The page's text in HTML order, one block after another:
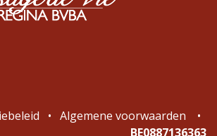
• Algemene voorwaarden
•
BE0887136363